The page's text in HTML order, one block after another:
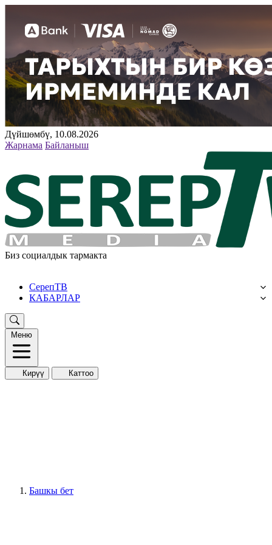
Дүйшөмбү, 10.08.2026
Жарнама Байланыш
Биз социалдык тармакта
СерепТВ
КАБАРЛАР
Меню
Кирүү Каттоо
Башкы бет